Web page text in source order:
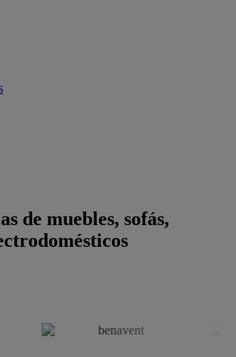
de muebles, sofás,